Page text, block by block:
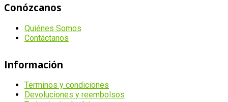
Conózcanos
Quiénes Somos
Contáctanos
Información
Terminos y condiciones
Devoluciones y reembolsos